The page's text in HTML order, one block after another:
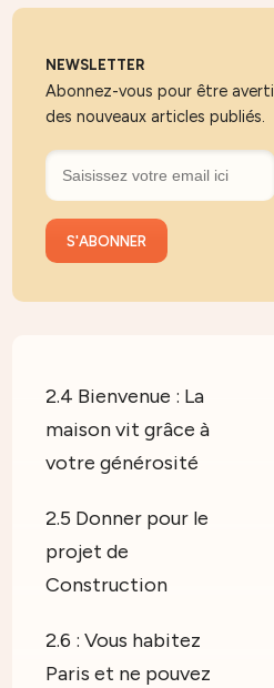
NEWSLETTER
Abonnez-vous pour être averti
des nouveaux articles publiés.
2.4 Bienvenue : La
maison vit grâce à
votre générosité
2.5 Donner pour le
projet de
Construction
2.6 : Vous habitez
Paris et ne pouvez